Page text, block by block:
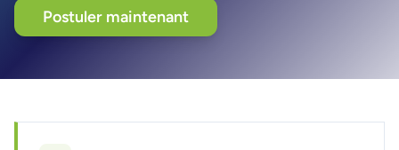
Postuler maintenant